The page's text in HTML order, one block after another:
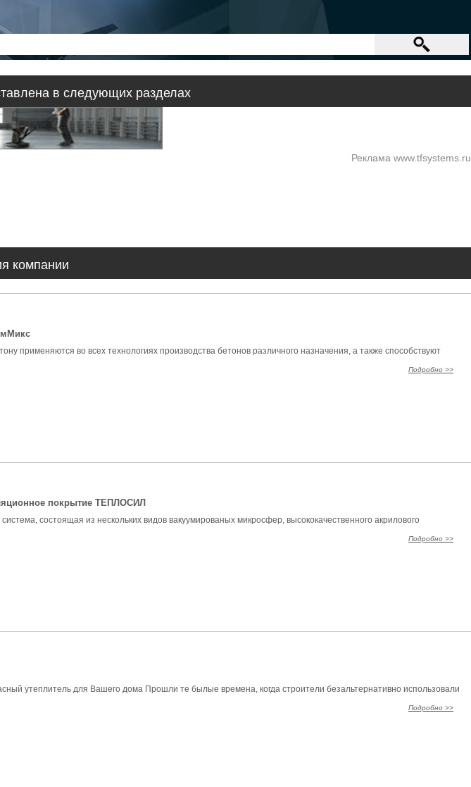
в следующих разделах
Реклама www.tfsystems.ru
компании
применяются во всех технологиях производства бетонов различного назначения, а также способствуют
Подробно >>
покрытие ТЕПЛОСИЛ
состоящая из нескольких видов вакуумированых микросфер, высококачественного акрилового
Подробно >>
утеплитель для Вашего дома Прошли те былые времена, когда строители безальтернативно использовали
Подробно >>